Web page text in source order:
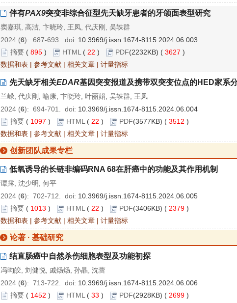
伴有PAX9突变非综合征型先天缺牙患者的牙颌面表型研究
窦嘉琪, 高洁, 卞晓玲, 王凤, 代庆刚, 吴轶群
2024 (6): 687-693. doi: 10.3969/j.issn.1674-8115.2024.06.003
摘要 ( 895 ) HTML ( 22 ) PDF(2232KB) ( 3627 )
数据和表 | 参考文献 | 相关文章 | 计量指标
先天缺牙相关EDAR基因突变报道及携带双突变位点的HED家系
兰嵘, 代庆刚, 喻康, 卞晓玲, 叶丽娟, 吴轶群, 王凤
2024 (6): 694-701. doi: 10.3969/j.issn.1674-8115.2024.06.004
摘要 ( 1097 ) HTML ( 22 ) PDF(3577KB) ( 3512 )
数据和表 | 参考文献 | 相关文章 | 计量指标
创新团队成果专栏
低氧诱导的长链非编码RNA 68在肝癌中的功能及其作用机制
谭露, 沈少明, 何平
2024 (6): 702-712. doi: 10.3969/j.issn.1674-8115.2024.06.005
摘要 ( 1013 ) HTML ( 22 ) PDF(3406KB) ( 2379 )
数据和表 | 参考文献 | 相关文章 | 计量指标
论著 · 基础研究
结直肠癌中自然杀伤细胞表型及功能初探
冯昫皎, 刘健悦, 戚炀炀, 孙晶, 沈蕾
2024 (6): 713-722. doi: 10.3969/j.issn.1674-8115.2024.06.006
摘要 ( 1452 ) HTML ( 33 ) PDF(2928KB) ( 2699 )